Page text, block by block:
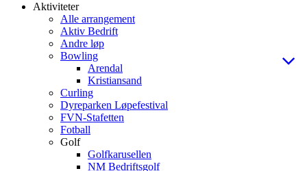
Aktiviteter
Alle arrangement
Aktiv Bedrift
Andre løp
Bowling
Arendal
Kristiansand
Curling
Dyreparken Løpefestival
FVN-Stafetten
Fotball
Golf
Golfkarusellen
NM Bedriftsgolf